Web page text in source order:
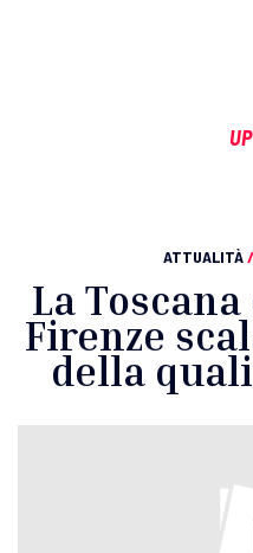
ATTUALITÀ /
La
Firenze
della